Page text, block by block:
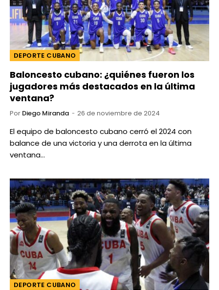
DEPORTE CUBANO
Baloncesto cubano: ¿quiénes fueron los
jugadores más destacados en la última
ventana?
Por Diego Miranda 26 de noviembre de 2024
El equipo de baloncesto cubano cerró el 2024 con
balance de una victoria y una derrota en la última
ventana…
DEPORTE CUBANO